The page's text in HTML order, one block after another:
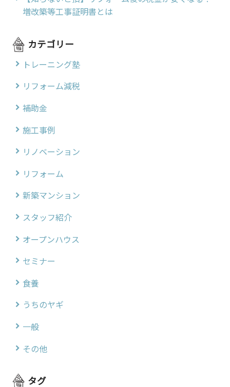
増改築等工事証明書とは
カテゴリー
トレーニング塾
リフォーム減税
補助金
施工事例
リノベーション
リフォーム
新築マンション
スタッフ紹介
オープンハウス
セミナー
食養
うちのヤギ
一般
その他
タグ